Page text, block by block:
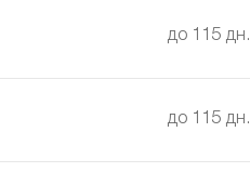
до 115 дн.
до 115 дн.